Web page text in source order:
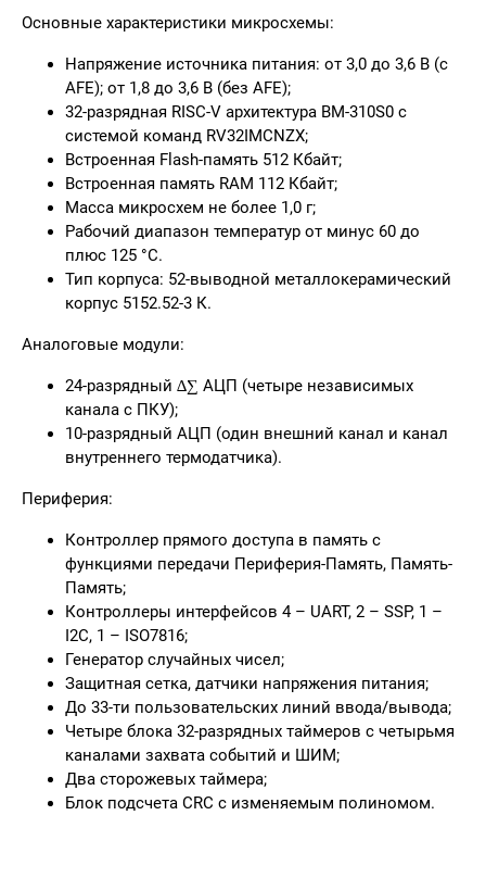
Основные характеристики микросхемы:
Напряжение источника питания: от 3,0 до 3,6 В (с
AFE); от 1,8 до 3,6 В (без AFE);
32-разрядная RISC-V архитектура BM-310S0 с
системой команд RV32IMCNZX;
Встроенная Flash-память 512 Кбайт;
Встроенная память RAM 112 Кбайт;
Масса микросхем не более 1,0 г;
Рабочий диапазон температур от минус 60 до
плюс 125 °С.
Тип корпуса: 52-выводной металлокерамический
корпус 5152.52-3 К.
Аналоговые модули:
24-разрядный ∆∑ АЦП (четыре независимых
канала с ПКУ);
10-разрядный АЦП (один внешний канал и канал
внутреннего термодатчика).
Периферия:
Контроллер прямого доступа в память с
функциями передачи Периферия-Память, Память-
Память;
Контроллеры интерфейсов 4 – UART, 2 – SSP, 1 –
I2C, 1 – ISO7816;
Генератор случайных чисел;
Защитная сетка, датчики напряжения питания;
До 33-ти пользовательских линий ввода/вывода;
Четыре блока 32-разрядных таймеров с четырьмя
каналами захвата событий и ШИМ;
Два сторожевых таймера;
Блок подсчета CRC с изменяемым полиномом.